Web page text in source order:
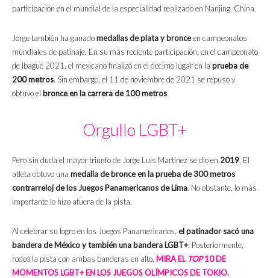
participación en el mundial de la especialidad realizado en Nanjing, China.
Jorge también ha ganadomedallas de platay bronceen campeonatos
mundiales de patinaje. En su más reciente participación, en el campeonato
de Ibagué 2021, el mexicano finalizó en el décimo lugar en la prueba de
200 metros. Sin embargo, el 11 de noviembre de 2021 se repuso y
obtuvo el bronce en la carrera de 100 metros.
Orgullo LGBT+
Pero sin duda el mayor triunfo de Jorge Luis Martínez se dio en 2019. El
atleta obtuvo una medalla de bronce en la prueba de 300 metros
contrarreloj de los Juegos Panamericanos de Lima. No obstante, lo más
importante lo hizo afuera de la pista.
Al celebrar su logro en los Juegos Panamericanos, el patinador sacó una
bandera de México y también una bandera LGBT+. Posteriormente,
rodeó la pista con ambas banderas en alto. MIRA EL TOP10 DE
MOMENTOS LGBT+ EN LOS JUEGOS OLÍMPICOS DE TOKIO.